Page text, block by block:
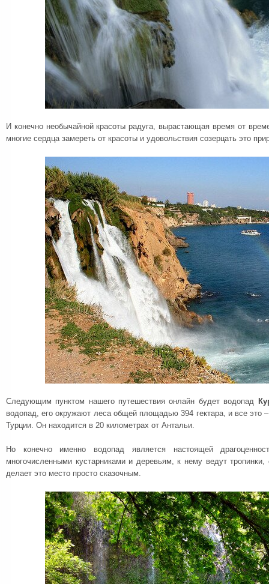
И конечно необычайной красоты радуга, вырастающая время от
многие сердца замереть от красоты и удовольствия созерцать это
Следующим пунктом нашего путешествия онлайн будет водопад
водопад, его окружают леса общей площадью 394 гектара, и все это
Турции. Он находится в 20 километрах от Антальи.
Но конечно именно водопад является настоящей
многочисленными кустарниками и деревьям, к нему ведут
делает это место просто сказочным.